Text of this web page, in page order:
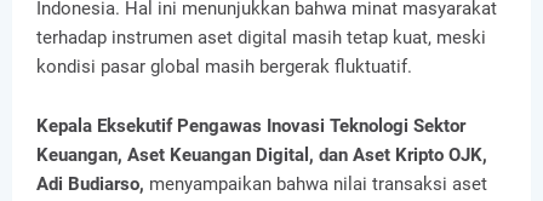
Indonesia. Hal ini menunjukkan bahwa minat masyarakat
terhadap instrumen aset digital masih tetap kuat, meski
kondisi pasar global masih bergerak fluktuatif.
Kepala Eksekutif Pengawas Inovasi Teknologi Sektor
Keuangan, Aset Keuangan Digital, dan Aset Kripto OJK,
Adi Budiarso, menyampaikan bahwa nilai transaksi aset